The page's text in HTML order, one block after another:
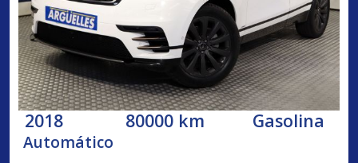
2018 80000 km Gasolina
Automático